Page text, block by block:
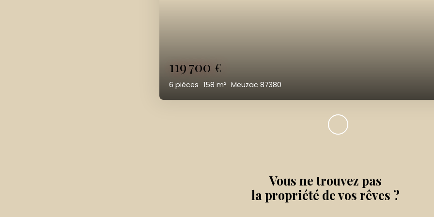
133 950
6pièces 103m² Meuzac 87380
Vous ne trouvez pas
la propriété de vos rêves ?